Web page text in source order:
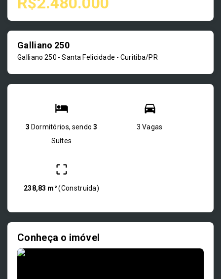
Galliano 250
Galliano 250 -Santa Felicidade - Curitiba/PR
3 Dormitórios, sendo 3
Suítes
3 Vagas
238,83 m²(Construida)
Conheça o imóvel